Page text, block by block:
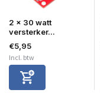
2 x 30 watt
versterker...
€5,95
Incl. btw